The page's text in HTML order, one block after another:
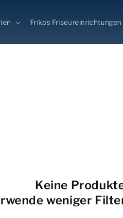
Frikos Friseureinrichtungen
Keine
weniger